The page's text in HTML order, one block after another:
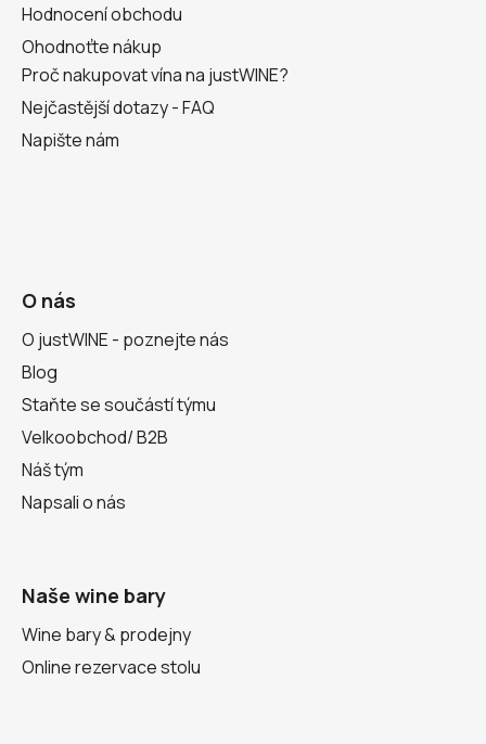
Hodnocení obchodu
Ohodnoťte nákup
Proč nakupovat vína na justWINE?
Nejčastější dotazy - FAQ
Napište nám
O nás
O justWINE - poznejte nás
Blog
Staňte se součástí týmu
Velkoobchod/ B2B
Náš tým
Napsali o nás
Naše wine bary
Wine bary & prodejny
Online rezervace stolu